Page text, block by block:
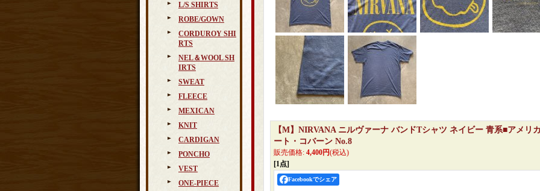
L/S SHIRTS
ROBE/GOWN
CORDUROY SHI
RTS
NEL＆WOOL SH
IRTS
SWEAT
FLEECE
MEXICAN
KNIT
CARDIGAN
PONCHO
VEST
ONE-PIECE
【M】NIRVANA ニルヴァーナ バンドTシャツ ネイビー 青系■アメリ
ート・コバーン No.8
販売価格: 4,400円(税込)
[1点]
Facebookでシェア